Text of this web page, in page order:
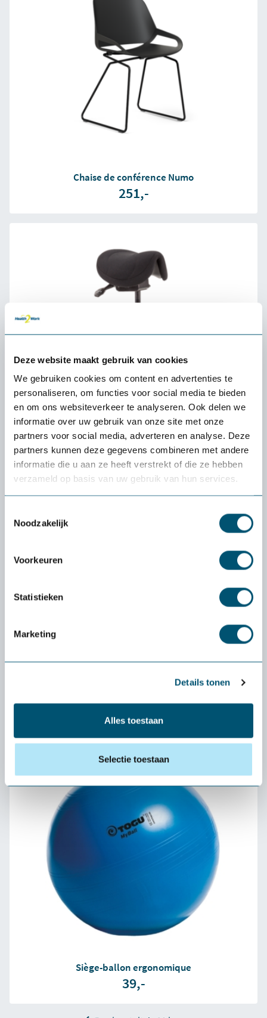
Deze website maakt gebruik van cookies
We gebruiken cookies om content en advertenties te
personaliseren, om functies voor social media te bieden
en om ons websiteverkeer te analyseren. Ook delen we
informatie over uw gebruik van onze site met onze
partners voor social media, adverteren en analyse. Deze
partners kunnen deze gegevens combineren met andere
informatie die u aan ze heeft verstrekt of die ze hebben
verzameld op basis van uw gebruik van hun services.
Noodzakelijk
Voorkeuren
Statistieken
Marketing
Details tonen
Alles toestaan
Selectie toestaan
Chaise de conférence Numo
251,-
Score Office Amazone Balance
637,-
Zami Ergo wood
384,-
Siège-ballon ergonomique
39,-